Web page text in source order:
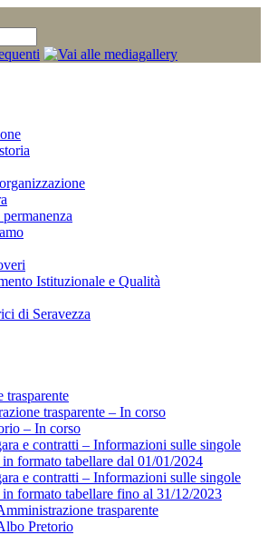
Istituzionale e Qualità
di Seravezza
trasparente
trasparente – In corso
– In corso
e contratti – Informazioni sulle singole
formato tabellare dal 01/01/2024
e contratti – Informazioni sulle singole
in formato tabellare fino al 31/12/2023
trasparente
Pretorio